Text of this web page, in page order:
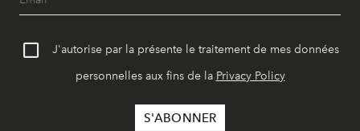
J'autorise par la présente le traitement de mes données
personnelles aux fins de la Privacy Policy